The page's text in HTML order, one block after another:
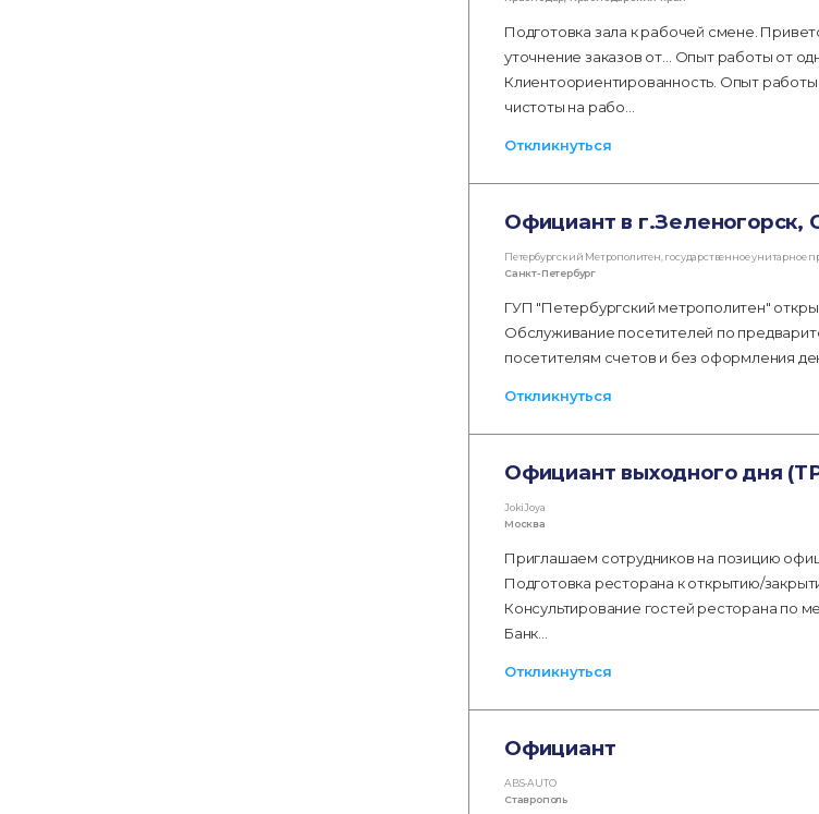
Подготовка зала к рабочей смене.
уточнение заказов от… Опыт работы от
Клиентоориентированность. Опыт
чистоты на рабо…
Откликнуться
Официант в г.Зеленогорск,
Петербургский Метрополитен, государственное унитарное
Санкт-Петербург
ГУП "Петербургский метрополитен"
Обслуживание посетителей по
посетителям счетов и без оформления
Откликнуться
Официант выходного дня
JokiJoya
Москва
Приглашаем сотрудников на позицию
Подготовка ресторана к открытию/
Консультирование гостей ресторана по
Банк…
Откликнуться
Официант
ABS-AUTO
Ставрополь